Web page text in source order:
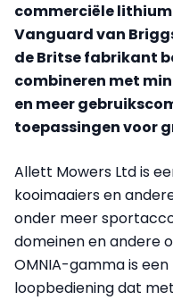
commerciële
Vanguard van
de Britse fabrikant
combineren met
en meer
toepassingen voor
Allett Mowers Ltd is
kooimaaiers en
onder meer
domeinen en andere
OMNIA-gamma is
loopbediening dat